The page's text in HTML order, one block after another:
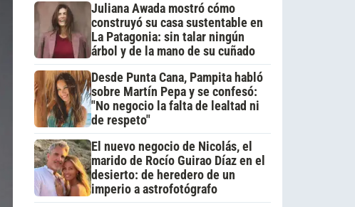
Juliana Awada mostró cómo
construyó su casa sustentable en
La Patagonia: sin talar ningún
árbol y de la mano de su cuñado
Desde Punta Cana, Pampita habló
sobre Martín Pepa y se confesó:
"No negocio la falta de lealtad ni
de respeto"
El nuevo negocio de Nicolás, el
marido de Rocío Guirao Díaz en el
desierto: de heredero de un
imperio a astrofotógrafo